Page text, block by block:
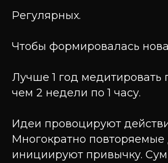
Регулярных.
Чтобы формировалась
Лучше 1 год медитировать
чем 2 недели по 1 часу.
Идеи провоцируют
Многократно повторяемые
инициируют привычку.